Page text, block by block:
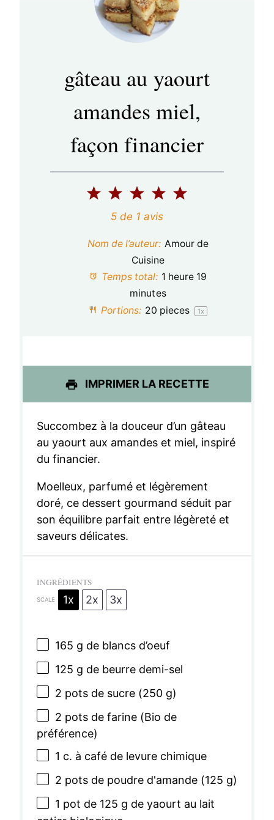
gâteau au yaourt
amandes miel,
façon financier
5
t
i
l
4
t
i
l
3
é
t
o
i
l
2
é
t
i
l
1
t
i
l
5de 1 avis
Nom de l’auteur: Amour de
Cuisine
Temps total: 1 heure 19
minutes
Portions: 20 pieces 1x
IMPRIMER LA RECETTE
Succombez à la douceur d’un gâteau
au yaourt aux amandes et miel, inspiré
du financier.
Moelleux, parfumé et légèrement
doré, ce dessert gourmand séduit par
son équilibre parfait entre légèreté et
saveurs délicates.
INGRÉDIENTS
SCALE 1x 2x 3x
165 g de blancs d’oeuf
125 g de beurre demi-sel
2 pots de sucre (250 g)
2 pots de farine (Bio de
préférence)
1 c. à café de levure chimique
2 pots de poudre d'amande (125 g)
1 pot de 125 g de yaourt au lait